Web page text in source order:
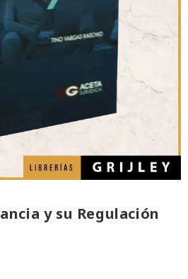
y su Regulación